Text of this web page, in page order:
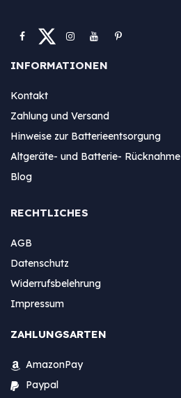
INFORMATIONEN
Kontakt
Zahlung und Versand
Hinweise zur Batterieentsorgung
Altgeräte- und Batterie- Rücknahme
Blog
RECHTLICHES
AGB
Datenschutz
Widerrufsbelehrung
Impressum
ZAHLUNGSARTEN
AmazonPay
Paypal